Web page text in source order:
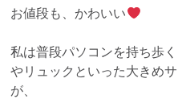
お値段も、かわいい
私は普段パソコンを持ち歩
やリュックといった大きめ
が、